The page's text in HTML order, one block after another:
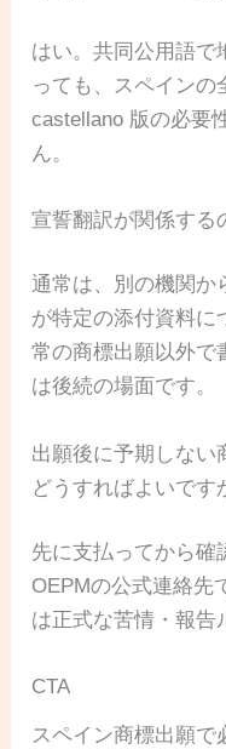
はい。共同公用語で
っても、スペインの
castellano 版の必要
ん。
宣誓翻訳が関係する
通常は、別の機関か
が特定の添付資料に
常の商標出願以外で
は後続の場面です。
出願後に予期しない
どうすればよいです
先に支払ってから確
OEPMの公式連絡先
は正式な苦情・報告
CTA
スペイン商標出願で